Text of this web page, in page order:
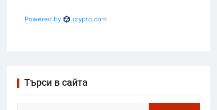
Търси в сайта